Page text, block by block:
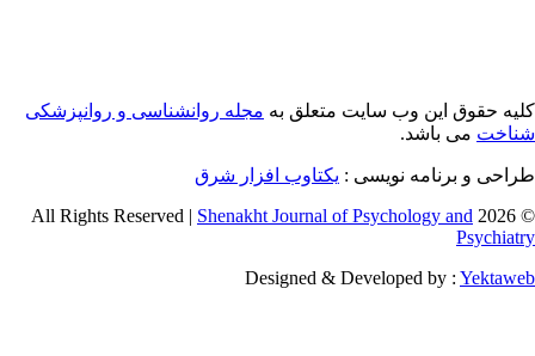
حقوق این وب سایت متعلق بهمجله روانشناسی و روانپزشکی
می باشد.
و برنامه نویسی : یکتاوب افزار شرق
©
Shenakht Journal of Psychology and
Designed & Developed by :